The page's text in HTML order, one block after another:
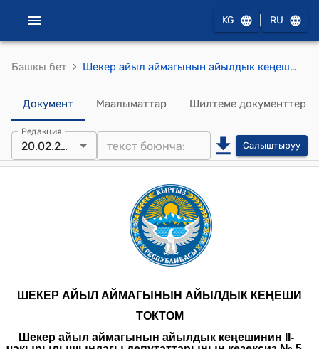
KG RU
Башкы бет › Шекер айыл аймагынын айылдык кеңешинин 2025-жылдын 20-февралындагы № 19 "Талас облусунун Айтматов районунун Шекер айыл аймагынын “Жергиликтүү жамааттарынын Уставын” бекитүү жөнүндө" токтому
Документ Маалыматтар Шилтеме документтер
Редакция
20.02.2025 Салыштыруу